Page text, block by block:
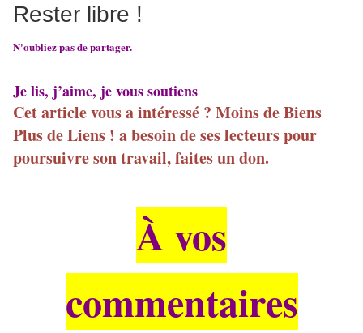
Rester libre !
N'oubliez pas de partager.
Je lis, j’aime, je vous soutiens
Cet article vous a intéressé ? Moins de Biens
Plus de Liens ! a besoin de ses lecteurs pour
poursuivre son travail, faites un don.
À vos
commentaires